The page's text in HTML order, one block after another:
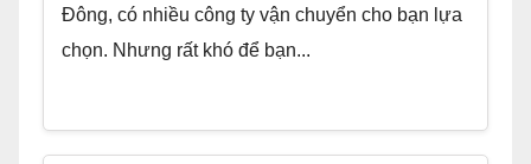
Đông, có nhiều công ty vận chuyển cho bạn lựa
chọn. Nhưng rất khó để bạn...